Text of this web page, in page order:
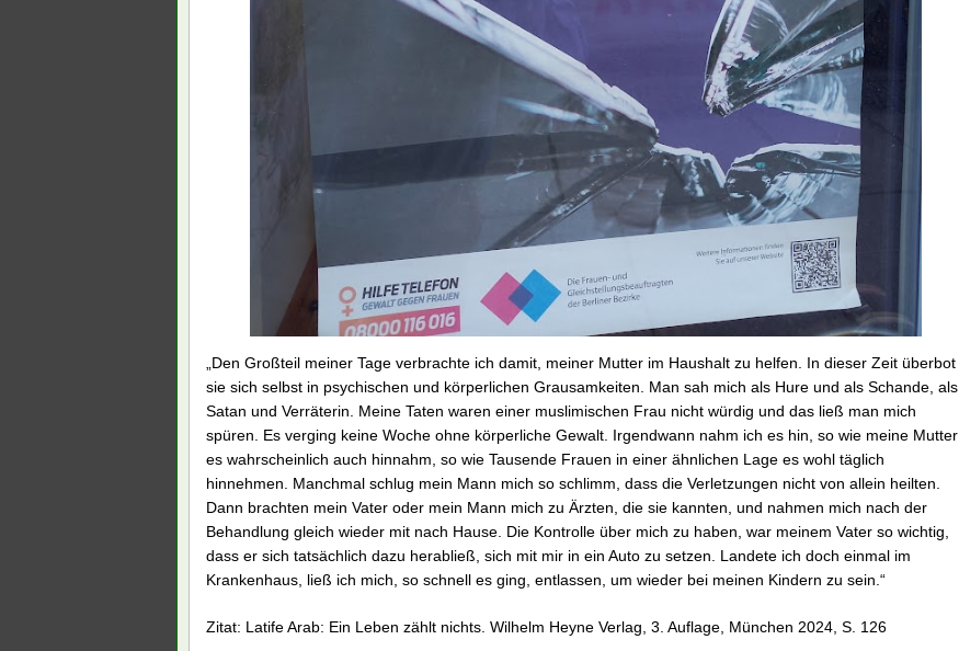
„Den Großteil meiner Tage verbrachte ich damit, meiner Mutter im Haushalt zu helfen. In dieser Zeit überbot
sie sich selbst in psychischen und körperlichen Grausamkeiten. Man sah mich als Hure und als Schande, als
Satan und Verräterin. Meine Taten waren einer muslimischen Frau nicht würdig und das ließ man mich
spüren. Es verging keine Woche ohne körperliche Gewalt. Irgendwann nahm ich es hin, so wie meine Mutter
es wahrscheinlich auch hinnahm, so wie Tausende Frauen in einer ähnlichen Lage es wohl täglich
hinnehmen. Manchmal schlug mein Mann mich so schlimm, dass die Verletzungen nicht von allein heilten.
Dann brachten mein Vater oder mein Mann mich zu Ärzten, die sie kannten, und nahmen mich nach der
Behandlung gleich wieder mit nach Hause. Die Kontrolle über mich zu haben, war meinem Vater so wichtig,
dass er sich tatsächlich dazu herabließ, sich mit mir in ein Auto zu setzen. Landete ich doch einmal im
Krankenhaus, ließ ich mich, so schnell es ging, entlassen, um wieder bei meinen Kindern zu sein.“
Zitat: Latife Arab: Ein Leben zählt nichts. Wilhelm Heyne Verlag, 3. Auflage, München 2024, S. 126